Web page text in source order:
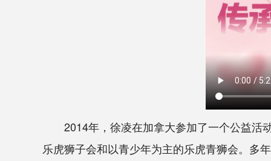
2014年，徐凌在加拿大参加了一个公益活
乐虎狮子会和以青少年为主的乐虎青狮会。多